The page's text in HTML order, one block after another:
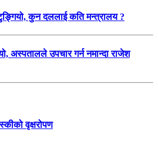
कुन दललाई कति मन्त्रालय ?
अस्पतालले उपचार गर्न नमान्दा राजेश
वृक्षरोपण